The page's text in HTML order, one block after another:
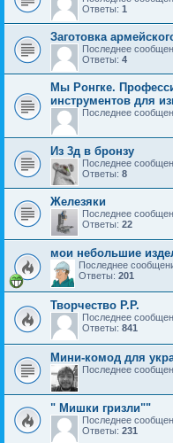
Ответы: 1
Заготовка
Последнее
Ответы: 4
Мы Ронгке.
инструментов для
Последнее
Из 3д в бронзу
Последнее
Ответы: 8
Железяки
Последнее
Ответы: 22
мои небольшие
Последнее
Ответы: 201
Творчество Р.Р.
Последнее
Ответы: 841
Мини-комод для
Последнее
" Мишки гризли""
Последнее
Ответы: 231